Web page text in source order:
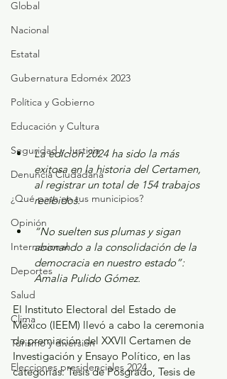
Global
Nacional
Estatal
Gubernatura Edoméx 2023
Política y Gobierno
Educación y Cultura
Seguridad y Justicia
Denuncia Ciudadana
¿Qué pasa en tus municipios?
Opinión
Internacional
Deportes
Salud
Clima
Turismo y diversión
Elecciones presidenciales 2024
La edición 2024 ha sido la más
exitosa en la historia del Certamen,
al registrar un total de 154 trabajos
recibidos.
“No suelten sus plumas y sigan
abonando a la consolidación de la
democracia en nuestro estado”:
Amalia Pulido Gómez.
El Instituto Electoral del Estado de
México (IEEM) llevó a cabo la ceremonia
de premiación del XXVII Certamen de
Investigación y Ensayo Político, en las
categorías: Tesis de Posgrado, Tesis de